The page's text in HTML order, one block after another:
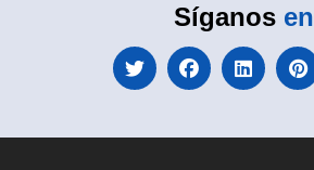
Síganos en